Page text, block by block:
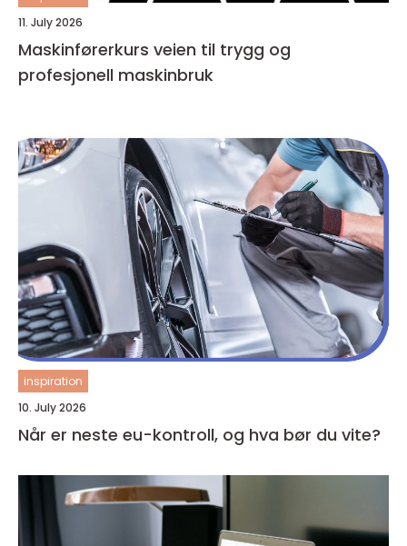
11. July 2026
Maskinførerkurs veien til trygg og
profesjonell maskinbruk
inspiration
10. July 2026
Når er neste eu-kontroll, og hva bør du vite?